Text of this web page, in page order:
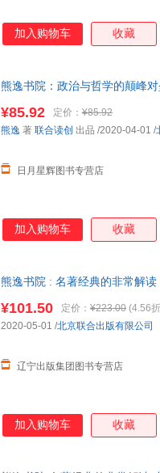
加入购物车 收藏
熊逸书院：政治与哲学的颠峰
¥85.92 定价： ¥85.92
日月星辉图书专营店
熊逸 著 联合读创 出品 /2020-04-01 /
加入购物车 收藏
熊逸书院 : 名著经典的非常解
¥101.50 定价： ¥223.00 (4.56
辽宁出版集团图书专营店
2020-05-01 /北京联合出版有限公司
加入购物车 收藏